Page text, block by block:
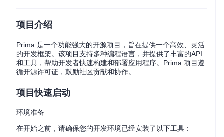
项目介绍
Prima 是一个功能强大的开源项目，旨在提供一个高效、灵活
的开发框架。该项目支持多种编程语言，并提供了丰富的API
和工具，帮助开发者快速构建和部署应用程序。Prima 项目遵
循开源许可证，鼓励社区贡献和协作。
项目快速启动
环境准备
在开始之前，请确保您的开发环境已经安装了以下工具：